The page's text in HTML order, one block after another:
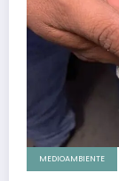
MEDIOAMBIENTE